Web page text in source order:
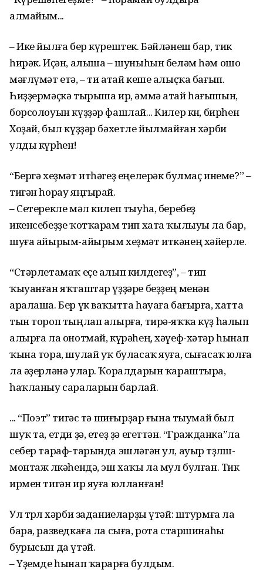
алмайым...
– Ике йылға бер күрештек. Бәйләнеш бар, тик
һирәк. Иҫән, алыша – шуныһын беләм һәм ошо
мәғлүмәт етә, – ти атай кеше алыҫҡа бағып.
Һиҙҙермәҫкә тырыша ир, әммә атай һағышын,
борсолоуын күҙҙәр фашлай... Килер көн, бирһен
Хоҙай, был күҙҙәр бәхетле йылмайған хәрби
улды күрһен!
“Бергә хеҙмәт итһәгеҙ еңелерәк булмаҫ инеме?” –
тигән һорау яңғырай.
– Сетерекле мәл килеп тыуһа, беребеҙ
икенсебеҙҙе ҡотҡарам тип хата ҡылыуы ла бар,
шуға айырым-айырым хеҙмәт иткәнең хәйерле.
“Стәрлетамаҡ еҫе алып килдегеҙ”, – тип
ҡыуанған яҡташтар үҙҙәре беҙҙең менән
аралаша. Бер үк ваҡытта һауаға бағырға, хатта
тын тороп тыңлап алырға, тирә-яҡҡа күҙ һалып
алырға ла онотмай, күрәһең, хәүеф-хәтәр һынап
ҡына тора, шулай уҡ буласаҡ яуға, сығасаҡ юлға
ла әҙерләнә улар. Ҡоралдарын ҡараштыра,
һаҡланыу сараларын барлай.
... “Поэт” тигәс тә шиғырҙар ғына тыумай был
шуҡ та, етди ҙә, етеҙ ҙә егеттән. “Гражданка”ла
себер тараф-тарында эшләгән ул, ауыр төҙөлөш-
монтаж өлкәһендә, эш хаҡы ла мул булған. Тик
ирмен тигән ир яуға юлланған!
Ул төрлө хәрби заданиеларҙы үтәй: штурмға ла
бара, разведкаға ла сыға, рота старшинаһы
бурысын да үтәй.
– Үҙемде һынап ҡарарға булдым.